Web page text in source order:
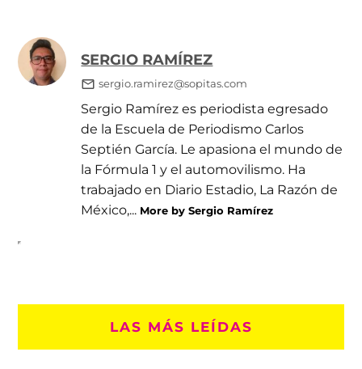
SERGIO RAMÍREZ
sergio.ramirez@sopitas.com
Sergio Ramírez es periodista egresado
de la Escuela de Periodismo Carlos
Septién García. Le apasiona el mundo de
la Fórmula 1 y el automovilismo. Ha
trabajado en Diario Estadio, La Razón de
México,... More by Sergio Ramírez
LAS MÁS LEÍDAS